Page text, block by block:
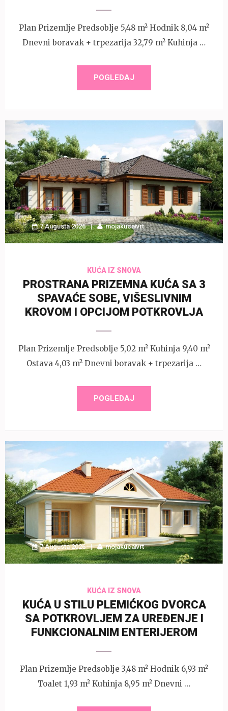
Plan Prizemlje Predsoblje 5,48 m² Hodnik 8,04 m²
Dnevni boravak + trpezarija 32,79 m² Kuhinja …
POGLEDAJ
7 Augusta 2026 mojakucaivrt
KUĆA IZ SNOVA
PROSTRANA PRIZEMNA KUĆA SA 3
SPAVAĆE SOBE, VIŠESLIVNIM
KROVOM I OPCIJOM POTKROVLJA
Plan Prizemlje Predsoblje 5,02 m² Kuhinja 9,40 m²
Ostava 4,03 m² Dnevni boravak + trpezarija …
POGLEDAJ
7 Augusta 2026 mojakucaivrt
KUĆA IZ SNOVA
KUĆA U STILU PLEMIĆKOG DVORCA
SA POTKROVLJEM ZA UREĐENJE I
FUNKCIONALNIM ENTERIJEROM
Plan Prizemlje Predsoblje 3,48 m² Hodnik 6,93 m²
Toalet 1,93 m² Kuhinja 8,95 m² Dnevni …